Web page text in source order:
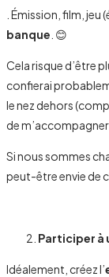
. Émission, film, jeu
banque . 😊
Cela risque d’être
confierai
le nez dehors
de
Si nous sommes
peut-être envie de
Participer à
Idéalement, créez l’